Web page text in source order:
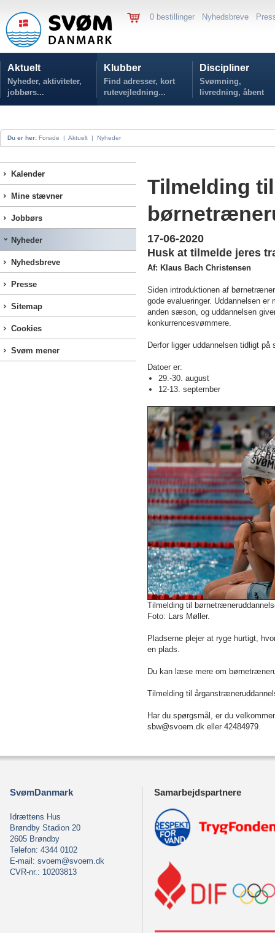
0 bestillinger Nyhedsbreve
Aktuelt
Nyheder, aktiviteter,
jobbørs...
Klubber
Find adresser, kort
rutevejledning...
Discipliner
Svømning,
livredning, åbent
vand...
Du er her: Forside | Aktuelt | Nyheder
Kalender
Mine stævner
Jobbørs
Nyheder
Nyhedsbreve
Presse
Sitemap
Cookies
Svøm mener
Tilmelding til
17-06-2020
Husk at tilmelde jeres
Af: Klaus Bach Christensen
Siden introduktionen af
gode evalueringer. Uddannelsen
anden sæson, og uddannelsen
konkurrencesvømmere.
Derfor ligger uddannelsen tidligt
Datoer er:
29.-30. august
12-13. september
Tilmelding til
Foto: Lars Møller.
Pladserne plejer at ryge hurtigt,
en plads.
Du kan læse mere om
Tilmelding til
Har du spørgsmål, er du
sbw@svoem.dk eller 42484979.
SvømDanmark
Idrættens Hus
Brøndby Stadion 20
2605 Brøndby
Telefon: 4344 0102
E-mail: svoem@svoem.dk
CVR-nr.: 10203813
Samarbejdspartnere